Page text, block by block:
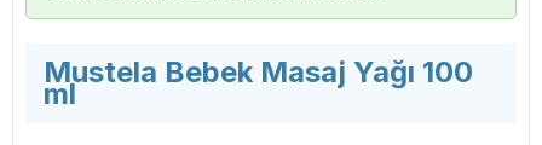
Mustela Bebek Masaj Yağı 100
ml